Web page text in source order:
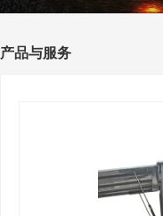
产品与服务